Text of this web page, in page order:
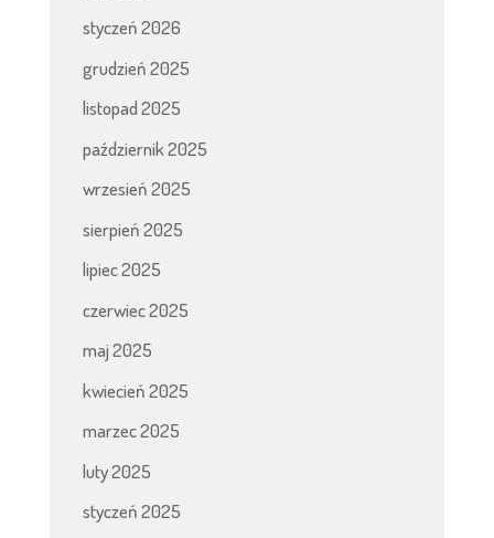
styczeń 2026
grudzień 2025
listopad 2025
październik 2025
wrzesień 2025
sierpień 2025
lipiec 2025
czerwiec 2025
maj 2025
kwiecień 2025
marzec 2025
luty 2025
styczeń 2025